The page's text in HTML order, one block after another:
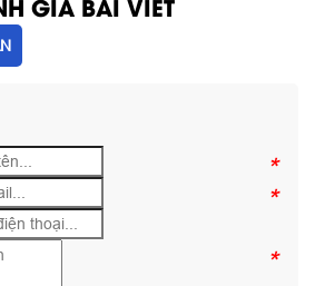
GIÁ BÀI VIẾT
*
*
*